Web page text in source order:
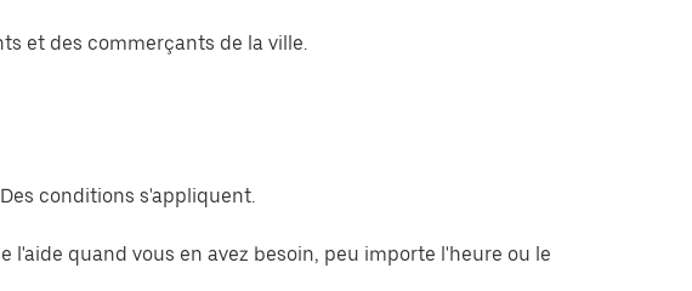
et des commerçants de la ville.
conditions s'appliquent.
quand vous en avez besoin, peu importe l'heure ou le